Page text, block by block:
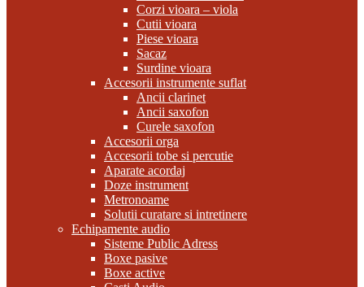
Corzi vioara – viola
Cutii vioara
Piese vioara
Sacaz
Surdine vioara
Accesorii instrumente suflat
Ancii clarinet
Ancii saxofon
Curele saxofon
Accesorii orga
Accesorii tobe si percutie
Aparate acordaj
Doze instrument
Metronoame
Solutii curatare si intretinere
Echipamente audio
Sisteme Public Adress
Boxe pasive
Boxe active